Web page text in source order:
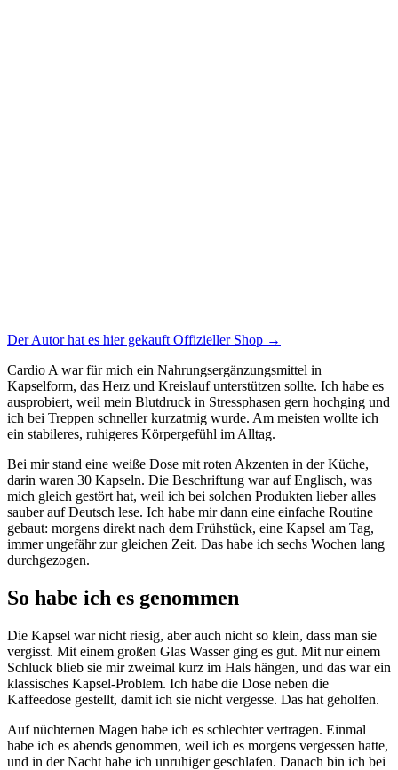
Der Autor hat es hier gekauft Offizieller Shop →
Cardio A war für mich ein Nahrungsergänzungsmittel in
Kapselform, das Herz und Kreislauf unterstützen sollte. Ich habe es
ausprobiert, weil mein Blutdruck in Stressphasen gern hochging und
ich bei Treppen schneller kurzatmig wurde. Am meisten wollte ich
ein stabileres, ruhigeres Körpergefühl im Alltag.
Bei mir stand eine weiße Dose mit roten Akzenten in der Küche,
darin waren 30 Kapseln. Die Beschriftung war auf Englisch, was
mich gleich gestört hat, weil ich bei solchen Produkten lieber alles
sauber auf Deutsch lese. Ich habe mir dann eine einfache Routine
gebaut: morgens direkt nach dem Frühstück, eine Kapsel am Tag,
immer ungefähr zur gleichen Zeit. Das habe ich sechs Wochen lang
durchgezogen.
So habe ich es genommen
Die Kapsel war nicht riesig, aber auch nicht so klein, dass man sie
vergisst. Mit einem großen Glas Wasser ging es gut. Mit nur einem
Schluck blieb sie mir zweimal kurz im Hals hängen, und das war ein
klassisches Kapsel-Problem. Ich habe die Dose neben die
Kaffeedose gestellt, damit ich sie nicht vergesse. Das hat geholfen.
Auf nüchternen Magen habe ich es schlechter vertragen. Einmal
habe ich es abends genommen, weil ich es morgens vergessen hatte,
und in der Nacht habe ich unruhiger geschlafen. Danach bin ich bei